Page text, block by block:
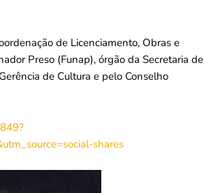
de Licenciamento, Obras e
Preso (Funap), órgão da Secretaria de
de Cultura e pelo Conselho
shares